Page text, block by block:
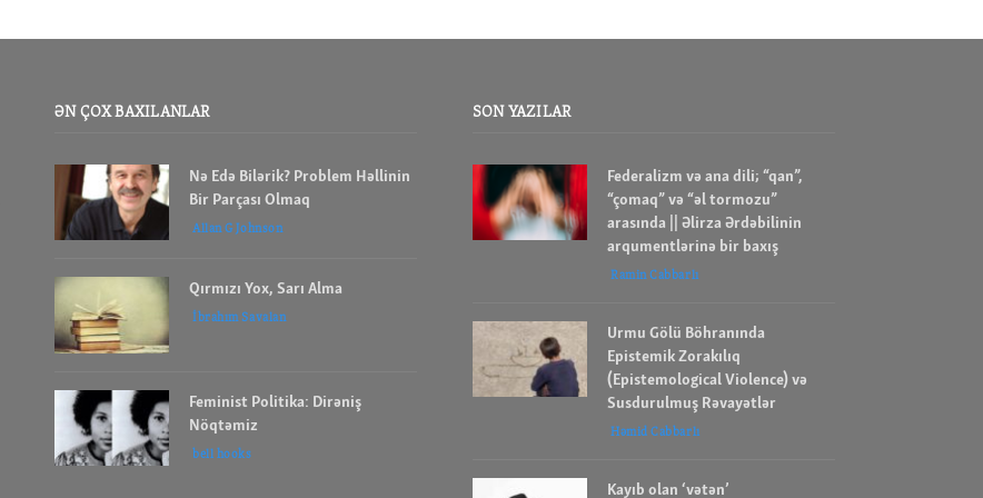
ƏN ÇOX BAXILANLAR
Nə Edə Bilərik? Problem Həllinin
Bir Parçası Olmaq
Allan G Johnson
Qırmızı Yox, Sarı Alma
İbrahım Savalan
Feminist Politika: Dirəniş
Nöqtəmiz
bell hooks
SON YAZILAR
Federalizm və ana dili; “qan”,
“çomaq” və “əl tormozu”
arasında || Əlirza Ərdəbilinin
arqumentlərinə bir baxış
Ramin Cabbarlı
Urmu Gölü Böhranında
Epistemik Zorakılıq
(Epistemological Violence) və
Susdurulmuş Rəvayətlər
Həmid Cabbarlı
Kayıb olan ‘vətən’